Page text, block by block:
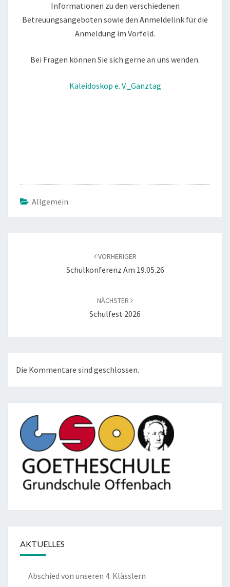
Informationen zu den verschiedenen
Betreuungsangeboten sowie den Anmeldelink für die
Anmeldung im Vorfeld.
Bei Fragen können Sie sich gerne an uns wenden.
Kaleidoskop e. V._Ganztag
Allgemein
VORHERIGER
Schulkonferenz Am 19.05.26
NÄCHSTER
Schulfest 2026
Die Kommentare sind geschlossen.
AKTUELLES
Abschied von unseren 4. Klässlern